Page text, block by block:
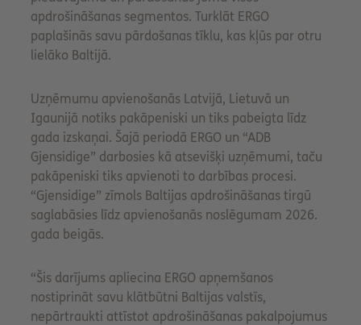
apdrošināšanas segmentos. Turklāt ERGO
paplašinās savu pārdošanas tīklu, kas kļūs par otru
lielāko Baltijā.
Uzņēmumu apvienošanās Latvijā, Lietuvā un
Igaunijā notiks pakāpeniski un tiks pabeigta līdz
gada izskaņai. Šajā periodā ERGO un “ADB
Gjensidige” darbosies kā atsevišķi uzņēmumi, taču
pakāpeniski tiks apvienoti to darbības procesi.
“Gjensidige” zīmols Baltijas apdrošināšanas tirgū
saglabāsies līdz apvienošanās noslēgumam 2026.
gada beigās.
“Šis darījums apliecina ERGO apņemšanos
nostiprināt savu klātbūtni Baltijas valstīs,
nepārtraukti attīstot apdrošināšanas pakalpojumus